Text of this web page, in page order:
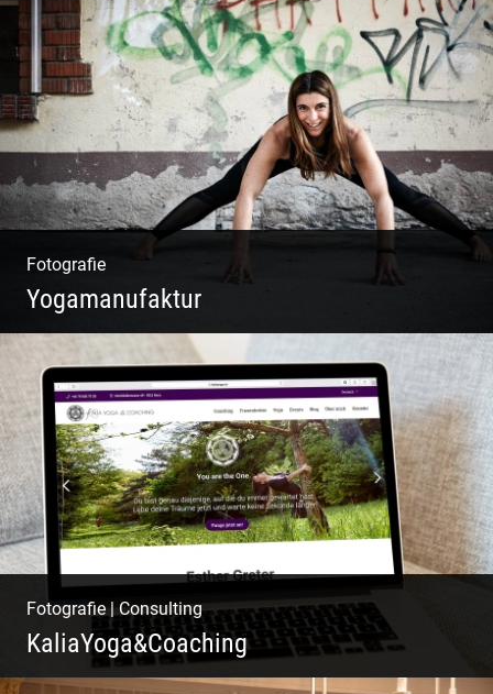
W.U.F.O. Food Orbiter | Event Gastronomie |
Catering Service | Essen & Trinken
Fotografie
Yogamanufaktur
Yoga | Fashion | Cool & symphatisch
Fotografie|Consulting
KaliaYoga&Coaching